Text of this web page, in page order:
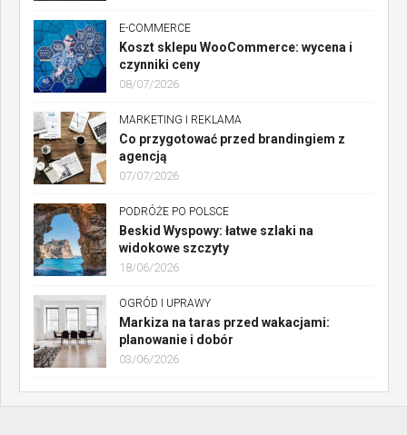
E-COMMERCE
Koszt sklepu WooCommerce: wycena i
czynniki ceny
08/07/2026
MARKETING I REKLAMA
Co przygotować przed brandingiem z
agencją
07/07/2026
PODRÓŻE PO POLSCE
Beskid Wyspowy: łatwe szlaki na
widokowe szczyty
18/06/2026
OGRÓD I UPRAWY
Markiza na taras przed wakacjami:
planowanie i dobór
03/06/2026